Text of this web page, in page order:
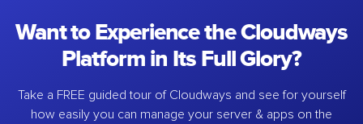
Want to Experience the Cloudways
Platform in Its Full Glory?
Take a FREE guided tour of Cloudways and see for yourself
how easily you can manage your server & apps on the